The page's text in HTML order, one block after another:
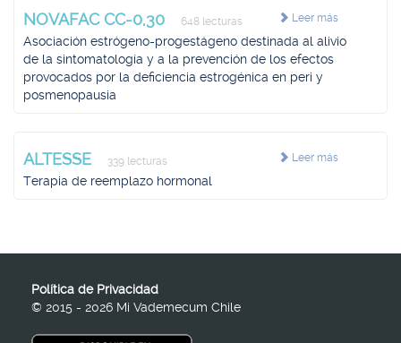
Leer más
NOVAFAC CC-0,30 648 lecturas
Asociación estrógeno-progestágeno destinada al alivio
de la sintomatología y a la prevención de los efectos
provocados por la deficiencia estrogénica en peri y
posmenopausia
Leer más
ALTESSE 339 lecturas
Terapia de reemplazo hormonal
Política de Privacidad
© 2015 - 2026 Mi Vademecum Chile